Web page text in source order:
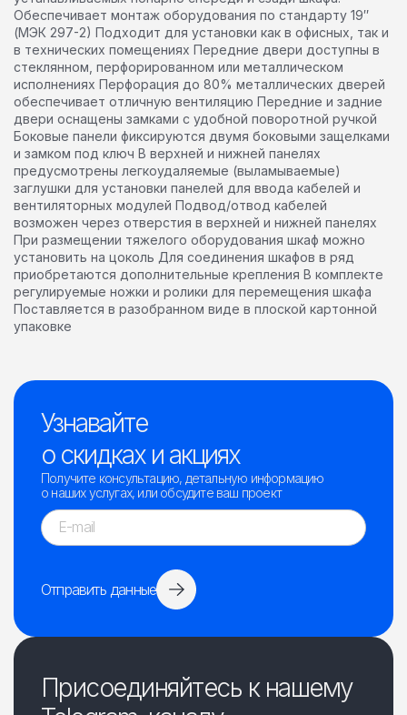
Обеспечивает монтаж оборудования по стандарту 19″
(МЭК 297-2) Подходит для установки как в офисных, так и
в технических помещениях Передние двери доступны в
стеклянном, перфорированном или металлическом
исполнениях Перфорация до 80% металлических дверей
обеспечивает отличную вентиляцию Передние и задние
двери оснащены замками с удобной поворотной ручкой
Боковые панели фиксируются двумя боковыми защелками
и замком под ключ В верхней и нижней панелях
предусмотрены легкоудаляемые (выламываемые)
заглушки для установки панелей для ввода кабелей и
вентиляторных модулей Подвод/отвод кабелей
возможен через отверстия в верхней и нижней панелях
При размещении тяжелого оборудования шкаф можно
установить на цоколь Для соединения шкафов в ряд
приобретаются дополнительные крепления В комплекте
регулируемые ножки и ролики для перемещения шкафа
Поставляется в разобранном виде в плоской картонной
упаковке
Узнавайте
о скидках и акциях
Получите консультацию, детальную информацию
о наших услугах, или обсудите ваш проект
Отправить данные
Присоединяйтесь к нашему